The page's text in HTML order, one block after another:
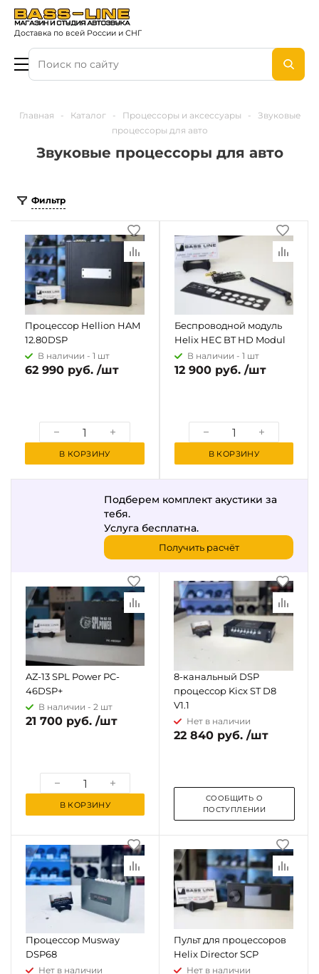
Доставка по всей России и СНГ
Главная - Каталог - Процессоры и аксессуары -
Звуковые
процессоры для авто
Звуковые процессоры для авто
Фильтр
Процессор Hellion HAM
12.80DSP
В наличии - 1 шт
62 990 руб. /шт
В КОРЗИНУ
Беспроводной модуль
Helix HEC BT HD Modul
В наличии - 1 шт
12 900 руб. /шт
В КОРЗИНУ
Подберем комплект акустики за
тебя.
Услуга бесплатна.
Получить расчёт
AZ-13 SPL Power PC-
46DSP+
В наличии - 2 шт
21 700 руб. /шт
В КОРЗИНУ
8-канальный DSP
процессор Kicx ST D8
V1.1
Нет в наличии
22 840 руб. /шт
СООБЩИТЬ О
ПОСТУПЛЕНИИ
Процессор Musway
DSP68
Нет в наличии
Пульт для процессоров
Helix Director SCP
Нет в наличии